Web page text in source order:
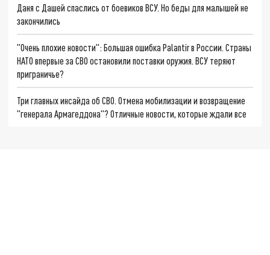
Даня с Дашей спаслись от боевиков ВСУ. Но беды для малышей не
закончились
"Очень плохие новости": Большая ошибка Palantir в России. Страны
НАТО впервые за СВО остановили поставки оружия. ВСУ теряют
приграничье?
Три главных инсайда об СВО. Отмена мобилизации и возвращение
"генерала Армагеддона"? Отличные новости, которые ждали все